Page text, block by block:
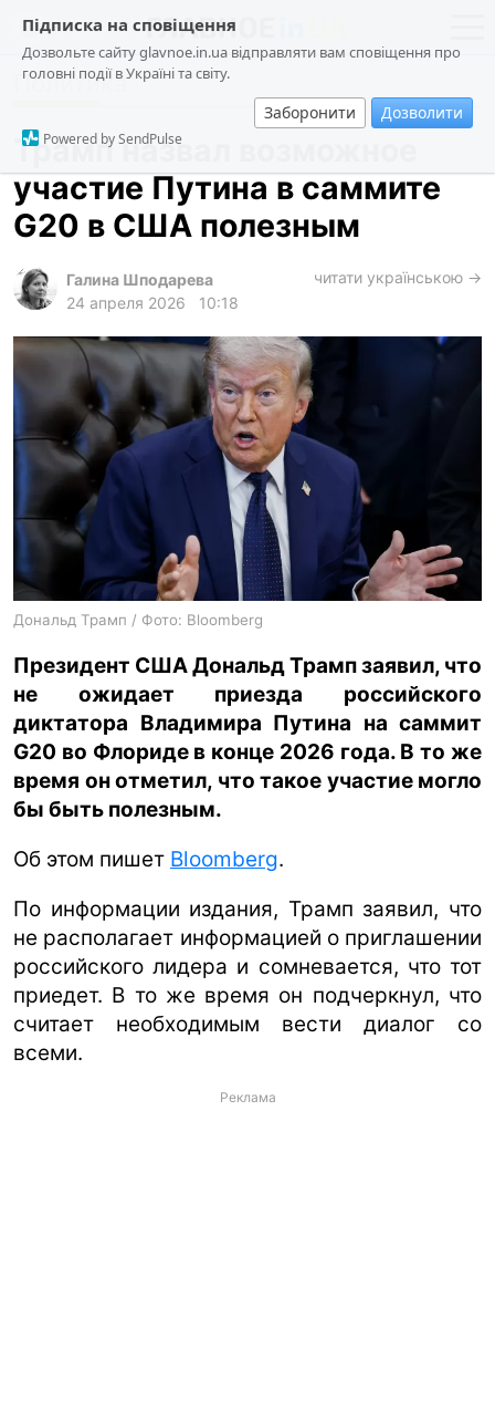
Підписка на сповіщення
Дозвольте сайту glavnoe.in.ua відправляти вам сповіщення про
головні події в Україні та світу.
Заборонити Дозволити
Powered by SendPulse
новости
о проекте
общество
происшествия
криминал
лонгриды
харьков
архив
gambling
ru en
Политика
Трамп назвал возможное
участие Путина в саммите
G20 в США полезным
Галина Шподарева
24 апреля 2026
10:18
читати українською →
Дональд Трамп / Фото: Bloomberg
Президент США Дональд Трамп заявил, что
не ожидает приезда российского
диктатора Владимира Путина на саммит
G20 во Флориде в конце 2026 года. В то же
время он отметил, что такое участие могло
бы быть полезным.
Об этом пишет Bloomberg.
По информации издания, Трамп заявил, что
не располагает информацией о приглашении
российского лидера и сомневается, что тот
приедет. В то же время он подчеркнул, что
считает необходимым вести диалог со
всеми.
Реклама